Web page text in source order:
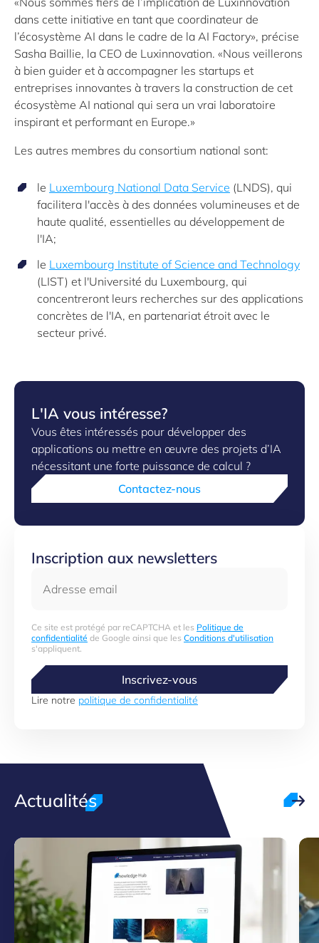
dans cette initiative en tant que coordinateur de
l’écosystème AI dans le cadre de la AI Factory», précise
Sasha Baillie, la CEO de Luxinnovation. «Nous veillerons
à bien guider et à accompagner les startups et
entreprises innovantes à travers la construction de cet
écosystème AI national qui sera un vrai laboratoire
inspirant et performant en Europe.»
Les autres membres du consortium national sont:
le Luxembourg National Data Service (LNDS), qui
facilitera l'accès à des données volumineuses et de
haute qualité, essentielles au développement de
l'IA;
le Luxembourg Institute of Science and Technology
(LIST) et l'Université du Luxembourg, qui
concentreront leurs recherches sur des applications
concrètes de l'IA, en partenariat étroit avec le
secteur privé.
L'IA vous intéresse?
Vous êtes intéressés pour développer des
applications ou mettre en œuvre des projets d’IA
nécessitant une forte puissance de calcul ?
Contactez-nous
Inscription aux newsletters
Ce site est protégé par reCAPTCHA et les Politique de
confidentialité de Google ainsi que les Conditions d'utilisation
s'appliquent.
Inscrivez-vous
Lire notre politique de confidentialité
Actualités